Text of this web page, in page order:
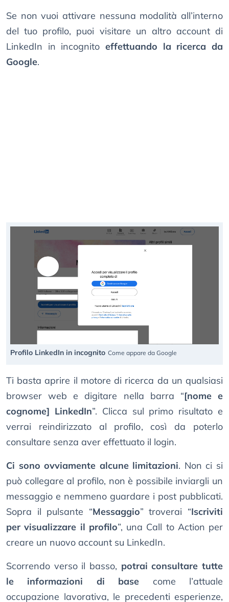
Se non vuoi attivare nessuna modalità all’interno
del tuo profilo, puoi visitare un altro account di
LinkedIn in incognito effettuando la ricerca da
Google.
Profilo LinkedIn in incognito Come appare da Google
Ti basta aprire il motore di ricerca da un qualsiasi
browser web e digitare nella barra “[nome e
cognome] LinkedIn”. Clicca sul primo risultato e
verrai reindirizzato al profilo, così da poterlo
consultare senza aver effettuato il login.
Ci sono ovviamente alcune limitazioni. Non ci si
può collegare al profilo, non è possibile inviargli un
messaggio e nemmeno guardare i post pubblicati.
Sopra il pulsante “Messaggio” troverai “Iscriviti
per visualizzare il profilo”, una Call to Action per
creare un nuovo account su LinkedIn.
Scorrendo verso il basso, potrai consultare tutte
le informazioni di base come l’attuale
occupazione lavorativa, le precedenti esperienze,